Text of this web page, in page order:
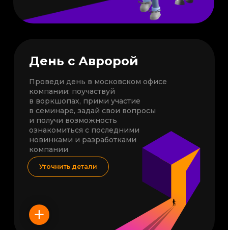
День с Авророй
Проведи день в московском офисе
компании: поучаствуй
в воркшопах, прими участие
в семинаре, задай свои вопросы
и получи возможность
ознакомиться с последними
новинками и разработками
компании
Уточнить детали